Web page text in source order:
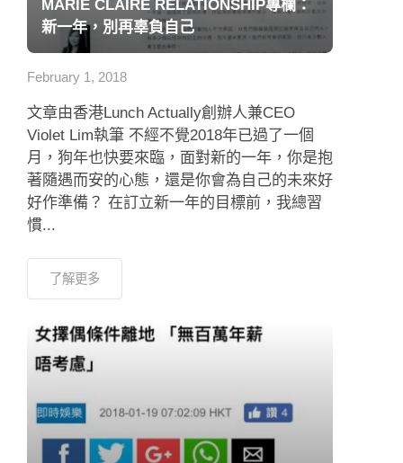
MARIE CLAIRE RELATIONSHIP專欄：
新一年，別再辜負自己
February 1, 2018
文章由香港Lunch Actually創辦人兼CEO
Violet Lim執筆 不經不覺2018年已過了一個
月，狗年也快要來臨，面對新的一年，你是抱
著隨遇而安的心態，還是你會為自己的未來好
好作準備？ 在訂立新一年的目標前，我總習
慣...
了解更多